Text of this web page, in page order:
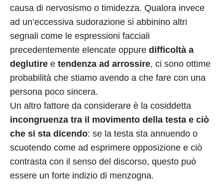
causa di nervosismo o timidezza. Qualora invece
ad un’eccessiva sudorazione si abbinino altri
segnali come le espressioni facciali
precedentemente elencate oppure difficoltà a
deglutire e tendenza ad arrossire, ci sono ottime
probabilità che stiamo avendo a che fare con una
persona poco sincera.
Un altro fattore da considerare è la cosiddetta
incongruenza tra il movimento della testa e ciò
che si sta dicendo: se la testa sta annuendo o
scuotendo come ad esprimere opposizione e ciò
contrasta con il senso del discorso, questo può
essere un forte indizio di menzogna.